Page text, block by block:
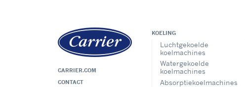
CARRIER.COM
CONTACT
KOELING
Luchtgekoelde
koelmachines
Watergekoelde
koelmachines
Absorptiekoelmachines